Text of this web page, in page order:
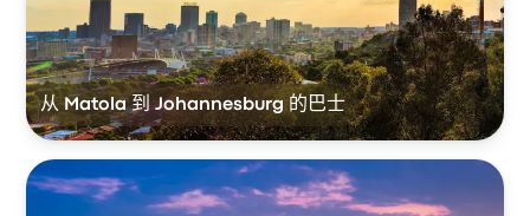
从 Matola 到 Johannesburg 的巴士